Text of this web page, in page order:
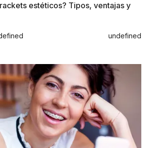
estéticos? Tipos, ventajas y
undefined